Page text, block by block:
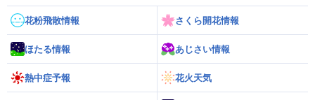
花粉飛散情報 さくら開花情報
ほたる情報 あじさい情報
熱中症予報 花火天気